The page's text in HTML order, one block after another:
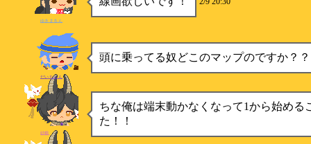
ゆきまるん
頭に乗ってる奴どこのマップのですか？？
だいちゃん
ちな俺は端末動かなくなって1から始める
た！！
砂糖